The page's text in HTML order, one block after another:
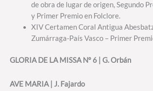
de obra de lugar de origen, Segundo
y Primer Premio en Folclore.
XIV Certamen Coral Antigua
Zumárraga-País Vasco – Primer
GLORIA DE LA MISSA Nº 6 | G. Orbán
AVE MARIA | J. Fajardo